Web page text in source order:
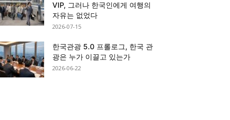
VIP, 그러나 한국인에게 여행의
자유는 없었다
2026-07-15
한국관광 5.0 프롤로그, 한국 관
광은 누가 이끌고 있는가
2026-06-22